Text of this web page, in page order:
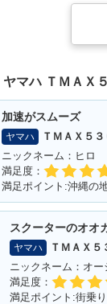
ヤマハ ＴＭＡＸ
加速がスムーズ
ヤマハ
ＴＭＡＸ５３
ニックネーム：ヒロ
満足度：
満足ポイント:沖縄の
スクーターのオオ
ヤマハ
ＴＭＡＸ５
ニックネーム：オー
満足度：
満足ポイント:街乗